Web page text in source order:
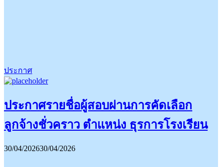
ประกาศ
ประกาศรายชื่อผู้สอบผ่านการคัดเลือก
ลูกจ้างชั่วคราว ตำแหน่ง ธุรการโรงเรียน
30/04/202630/04/2026